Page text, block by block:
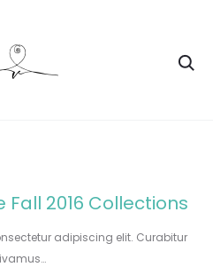
Fall 2016 Collections
adipiscing elit. Curabitur